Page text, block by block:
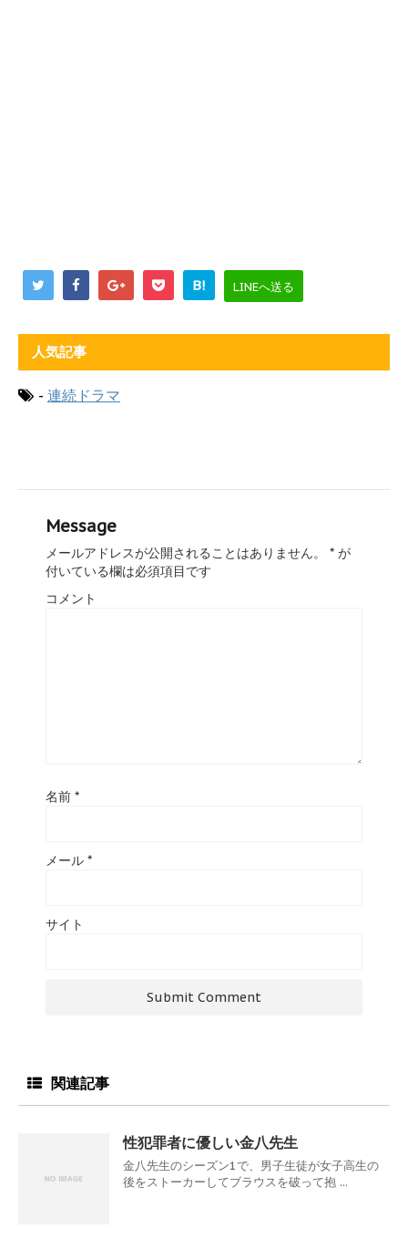
B! LINEへ送る
人気記事
- 連続ドラマ
Message
メールアドレスが公開されることはありません。 * が
付いている欄は必須項目です
コメント
名前 *
メール *
サイト
関連記事
性犯罪者に優しい金八先生
金八先生のシーズン1で、男子生徒が女子高生の
後をストーカーしてブラウスを破って抱 ...